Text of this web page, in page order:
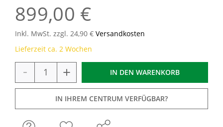
899,00 €
Inkl. MwSt. zzgl. 24,90 € Versandkosten
Lieferzeit ca. 2 Wochen
- + IN DEN WARENKORB
IN IHREM CENTRUM VERFÜGBAR?